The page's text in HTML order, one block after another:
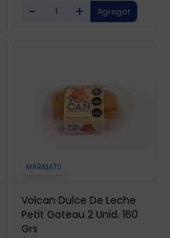
- +
MARMATU
Volcan Dulce De Leche
Petit Gateau 2 Unid. 160
Grs